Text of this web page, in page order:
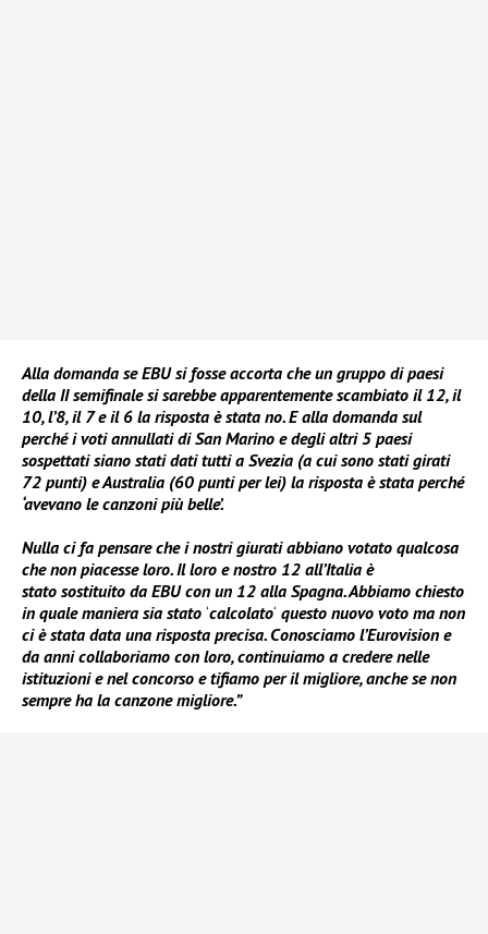
Alla domanda se EBU si fosse accorta che un gruppo di paesi
della II semifinale si sarebbe apparentemente scambiato il 12, il
10, l’8, il 7 e il 6 la risposta è stata no. E alla domanda sul
perché i voti annullati di San Marino e degli altri 5 paesi
sospettati siano stati dati tutti a Svezia (a cui sono stati girati
72 punti) e Australia (60 punti per lei) la risposta è stata perché
‘avevano le canzoni più belle’.
Nulla ci fa pensare che i nostri giurati abbiano votato qualcosa
che non piacesse loro. Il loro e nostro 12 all’Italia è
stato sostituito da EBU con un 12 alla Spagna. Abbiamo chiesto
in quale maniera sia stato ‘calcolato‘ questo nuovo voto ma non
ci è stata data una risposta precisa. Conosciamo l’Eurovision e
da anni collaboriamo con loro, continuiamo a credere nelle
istituzioni e nel concorso e tifiamo per il migliore, anche se non
sempre ha la canzone migliore.”